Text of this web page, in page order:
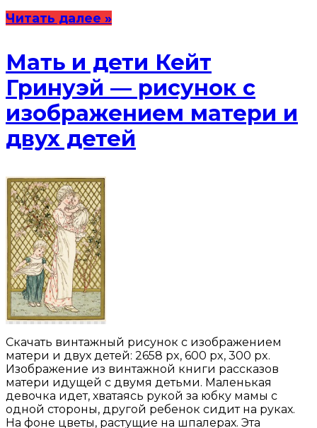
Читать далее »
Мать и дети Кейт
Гринуэй — рисунок с
изображением матери и
двух детей
Скачать винтажный рисунок с изображением
матери и двух детей: 2658 px, 600 px, 300 px.
Изображение из винтажной книги рассказов
матери идущей с двумя детьми. Маленькая
девочка идет, хватаясь рукой за юбку мамы с
одной стороны, другой ребенок сидит на руках.
На фоне цветы, растущие на шпалерах. Эта